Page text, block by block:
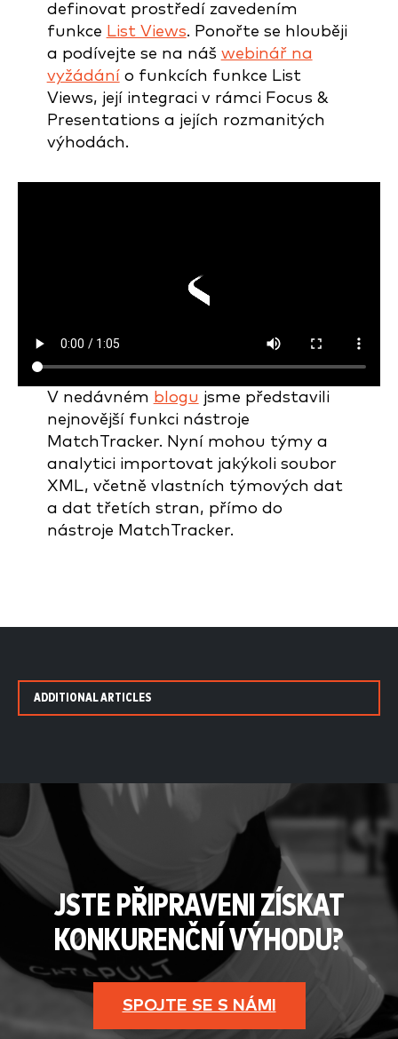
definovat prostředí zavedením
funkce List Views. Ponořte se hlouběji
a podívejte se na náš webinář na
vyžádání o funkcích funkce List
Views, její integraci v rámci Focus &
Presentations a jejích rozmanitých
výhodách.
V nedávném blogu jsme představili
nejnovější funkci nástroje
MatchTracker. Nyní mohou týmy a
analytici importovat jakýkoli soubor
XML, včetně vlastních týmových dat
a dat třetích stran, přímo do
nástroje MatchTracker.
ADDITIONAL ARTICLES
JSTE PŘIPRAVENI ZÍSKAT
KONKURENČNÍ VÝHODU?
SPOJTE SE S NÁMI